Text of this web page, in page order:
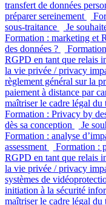
transfert de données
préparer sereinement
sous-traitance
Je
Formation : marketing et
des données ?
RGPD en tant que relais
la vie privée / privacy
règlement général sur la
paiement à distance par
maîtriser le cadre légal du
Formation : Privacy by
dès sa conception
Je
Formation : analyse
assessment
Formation :
RGPD en tant que relais
la vie privée / privacy
systèmes de
initiation à la sécurité
maîtriser le cadre légal du